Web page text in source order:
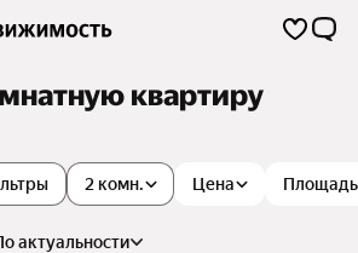
квартиру
2 комн. Цена Площадь
по актуальности